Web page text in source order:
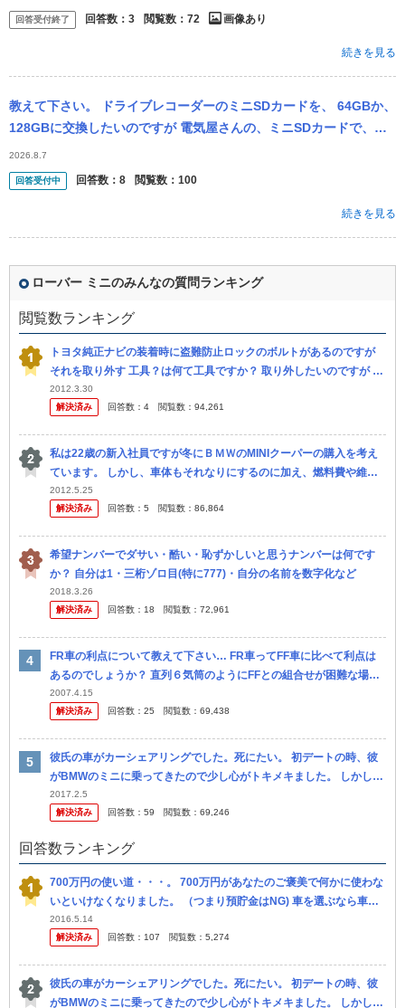
回答受付終了 回答数： 3 閲覧数： 72 画像あり
続きを見る
教えて下さい。 ドライブレコーダーのミニSDカードを、 64GBか、
128GBに交換したいのですが 電気屋さんの、ミニSDカードで、よ
ろしいので、しょうか？ また、最初のミニSDカードは、ホーマ...
2026.8.7
回答受付中 回答数： 8 閲覧数： 100
続きを見る
ローバー ミニのみんなの質問ランキング
閲覧数ランキング
トヨタ純正ナビの装着時に盗難防止ロックのボルトがあるのですが
それを取り外す 工具？は何て工具ですか？ 取り外したいのですが ど
のような工具が必要なのか教えてください
2012.3.30
解決済み
回答数： 4 閲覧数： 94,261
私は22歳の新入社員ですが冬にＢＭＷのMINIクーパーの購入を考え
ています。 しかし、車体もそれなりにするのに加え、燃料費や維持
費が相当するときいて少し不安になりました。 そこで以下の 点に
つ...
2012.5.25
解決済み
回答数： 5 閲覧数： 86,864
希望ナンバーでダサい・酷い・恥ずかしいと思うナンバーは何です
か？ 自分は1・三桁ゾロ目(特に777)・自分の名前を数字化など
2018.3.26
解決済み
回答数： 18 閲覧数： 72,961
FR車の利点について教えて下さい… FR車ってFF車に比べて利点は
あるのでしょうか？ 直列６気筒のようにFFとの組合せが困難な場合
を除きFRの存在価値が今ひとつ解りません。 …ドリフト走行を楽
し...
2007.4.15
解決済み
回答数： 25 閲覧数： 69,438
彼氏の車がカーシェアリングでした。死にたい。 初デートの時、彼
がBMWのミニに乗ってきたので少し心がトキメキました。 しかしよ
くよく話を聞いてみると、カーシェアリングというレンタカ ーみた
いな...
2017.2.5
解決済み
回答数： 59 閲覧数： 69,246
回答数ランキング
700万円の使い道・・・。 700万円があなたのご褒美で何かに使わな
いといけなくなりました。 （つまり預貯金はNG) 車を選ぶなら車種
を。 上限まで使い切らずに他の物も手に入れるならその品目と...
2016.5.14
解決済み
回答数： 107 閲覧数： 5,274
彼氏の車がカーシェアリングでした。死にたい。 初デートの時、彼
がBMWのミニに乗ってきたので少し心がトキメキました。 しかしよ